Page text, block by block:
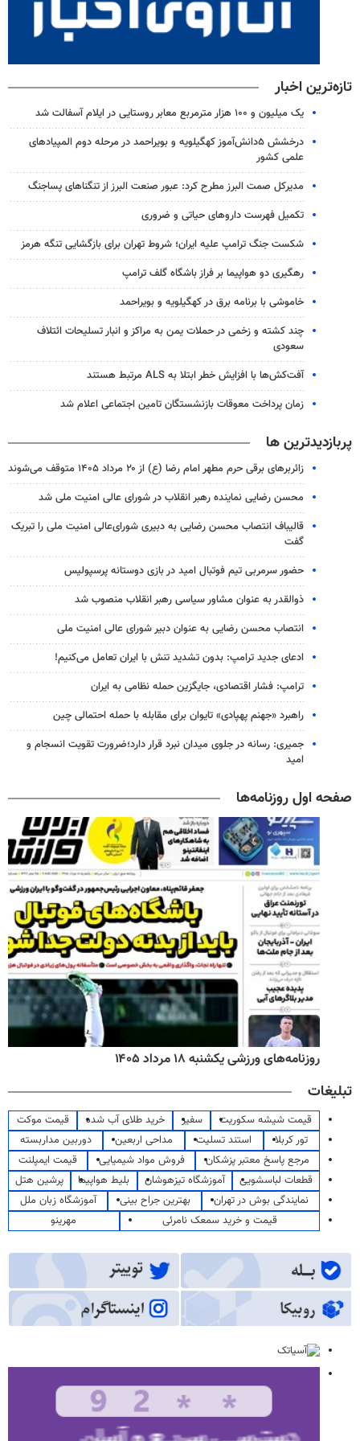
تازه‌ترین اخبار
یک میلیون و ۱۰۰ هزار مترمربع معابر روستایی در ایلام آسفالت شد
درخشش ۵دانش‌آموز کهگیلویه و بویراحمد در مرحله دوم المپیادهای
علمی کشور
مدیرکل صمت البرز مطرح کرد: عبور صنعت البرز از تنگناهای پساجنگ
تکمیل فهرست داروهای حیاتی و ضروری
شکست جنگ ترامپ علیه ایران؛ شروط تهران برای بازگشایی تنگه هرمز
رهگیری دو هواپیما بر فراز باشگاه گلف ترامپ
خاموشی با برنامه برق در کهگیلویه و بویراحمد
چند کشته و زخمی در حملات یمن به مراکز و انبار تسلیحات ائتلاف
سعودی
آفت‌کش‌ها با افزایش خطر ابتلا به ALS مرتبط هستند
زمان پرداخت معوقات بازنشستگان تامین اجتماعی اعلام شد
پربازدیدترین ها
زائربرهای برقی حرم مطهر امام رضا (ع) از ۲۰ مرداد ۱۴۰۵ متوقف می‌شوند
محسن رضایی نماینده رهبر انقلاب در شورای عالی امنیت ملی شد
قالیباف انتصاب محسن رضایی به دبیری شورای‌عالی امنیت ملی را تبریک
گفت
حضور سرمربی تیم فوتبال امید در بازی دوستانه پرسپولیس
ذوالقدر به عنوان مشاور سیاسی رهبر انقلاب منصوب شد
انتصاب محسن رضایی به عنوان دبیر شورای عالی امنیت ملی
ادعای جدید ترامپ: بدون تشدید تنش با ایران تعامل می‌کنیم!
ترامپ: فشار اقتصادی، جایگزین حمله نظامی به ایران
راهبرد «جهنم پهپادی» تایوان برای مقابله با حمله احتمالی چین
جمیری: رسانه‌ در جلوی میدان نبرد قرار دارد؛ضرورت تقویت انسجام و
امید
صفحه اول روزنامه‌ها
روزنامه‌های ورزشی یکشنبه ۱۸ مرداد ۱۴۰۵
تبلیغات
قیمت شیشه سکوریت سفیر خرید طلای آب شده
قیمت موکت
تور کربلا
استند تسلیت مداحی اربعین
دوربین مداربسته
مرجع پاسخ معتبر پزشکان
فروش مواد شیمیایی
قیمت ایمپلنت
قطعات لباسشویی
آموزشگاه تیزهوشان بلیط هواپیما
پرشین هتل
نمایندگی بوش در تهران
بهترین جراح بینی
آموزشگاه زبان ملل
قیمت و خرید سمعک نامرئی
مهرینو